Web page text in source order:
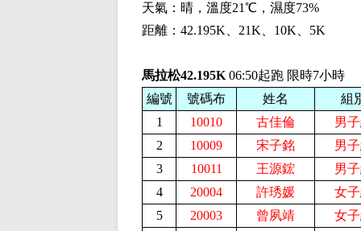
天氣：晴，溫度21℃，濕度73%
距離：42.195K、21K、10K、5K
馬拉松42.195K 06:50起跑 限時7小時
編號
號碼布 姓名
組
1
10010 古佳倫
男
2
10009 宋子銘
男
3
10011 王源鋐
男
4
20004 許琇媛
女
5
20003 曾夙靖
女